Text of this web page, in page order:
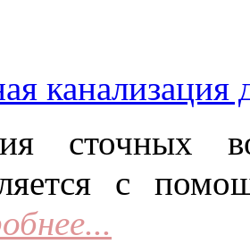
канализация
сточных
с